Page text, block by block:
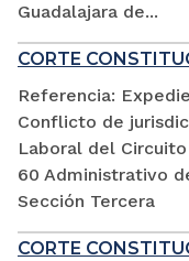
Guadalajara de...
CORTE
Referencia:
Conflicto de
Laboral del
60 Administrativo
Sección Tercera
CORTE